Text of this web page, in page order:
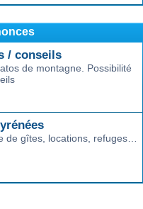
/ conseils
de montagne. Possibilité
de gîtes, locations, refuges…